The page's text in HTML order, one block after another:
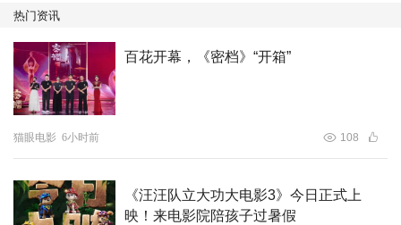
热门资讯
百花开幕，《密档》“开箱”
猫眼电影 6小时前 108
《汪汪队立大功大电影3》今日正式上
映！来电影院陪孩子过暑假